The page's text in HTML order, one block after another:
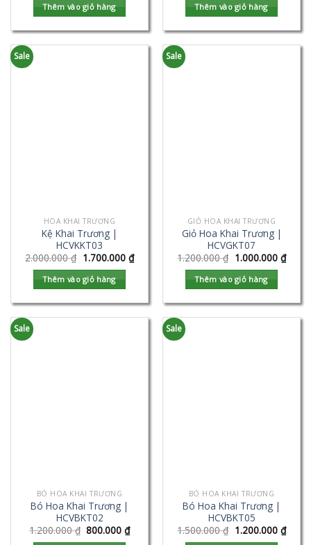
Thêm vào giỏ hàng Thêm vào giỏ hàng
Sale
HOA KHAI TRƯƠNG
Kệ Khai Trương |
HCVKKT03
2.000.000₫ 1.700.000 ₫
Thêm vào giỏ hàng
Sale
GIỎ HOA KHAI TRƯƠNG
Giỏ Hoa Khai Trương |
HCVGKT07
1.200.000₫ 1.000.000 ₫
Thêm vào giỏ hàng
Sale
BÓ HOA KHAI TRƯƠNG
Bó Hoa Khai Trương |
HCVBKT02
1.200.000₫ 800.000₫
Sale
BÓ HOA KHAI TRƯƠNG
Bó Hoa Khai Trương |
HCVBKT05
1.500.000₫ 1.200.000 ₫